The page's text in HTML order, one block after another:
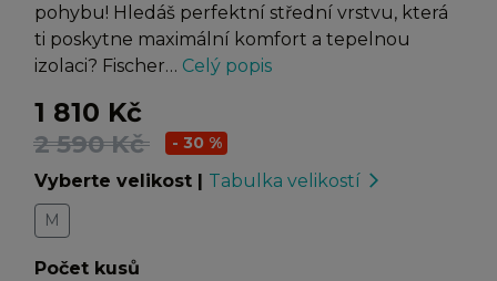
pohybu! Hledáš perfektní střední vrstvu, která
ti poskytne maximální komfort a tepelnou
izolaci? Fischer… Celý popis
1 810 Kč
2 590 Kč - 30 %
Vyberte velikost | Tabulka velikostí arrow_forward_ios
M
Počet kusů